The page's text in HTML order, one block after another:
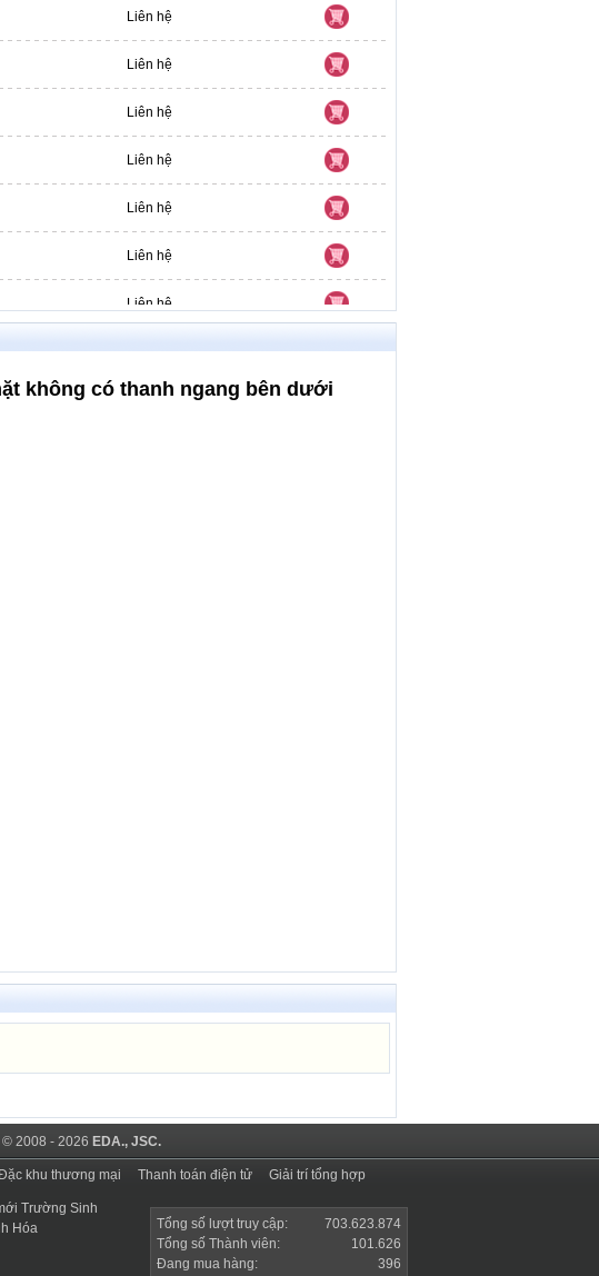
Liên hệ
Liên hệ
Liên hệ
Liên hệ
Liên hệ
Liên hệ
Liên hệ
Liên hệ
không có thanh ngang bên dưới
© 2008 - 2026 EDA., JSC.
khu thương mại Thanh toán điện tử Giải trí tổng hợp
Tổng số lượt truy cập:
703.623.874
Tổng số Thành viên:
101.626
Đang mua hàng:
396
Trường Sinh
Hóa